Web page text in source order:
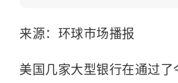
来源：环球市场播报
美国几家大型银行在通过了